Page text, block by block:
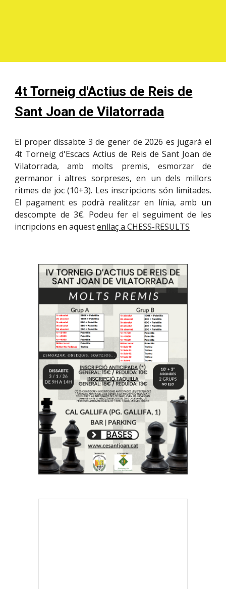
4t Torneig d'Actius de Reis de
Sant Joan de Vilatorrada
El properdissabte 3 de gener de 2026 es jugarà el
4t Torneig d'Escacs Actius de Reis de Sant Joan de
Vilatorrada, amb molts premis, esmorzar de
germanor i altres sorpreses, en un dels millors
ritmes de joc (10+3). Les inscripcions són limitades.
El pagament es podrà realitzar en línia, amb un
descompte de 3€. Podeu fer el seguiment de les
incripcions en aquestenllaç a CHESS-RESULTS